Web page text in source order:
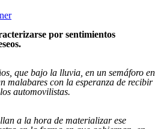
por sentimientos
que bajo la lluvia, en un semáforo en
malabares con la esperanza de recibir
automovilistas.
a la hora de materializar ese